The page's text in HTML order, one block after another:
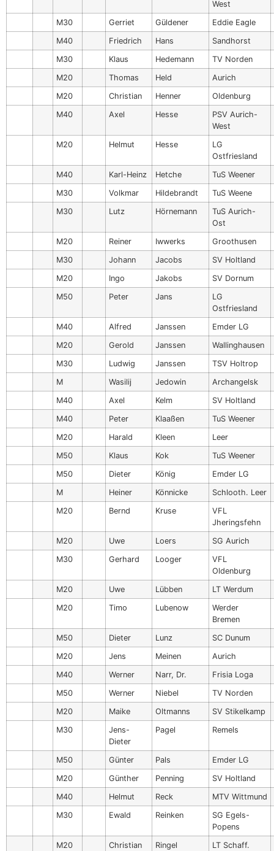
West
M30
Gerriet Güldener
Eddie Eagle
M40
Friedrich Hans
Sandhorst
M30
Klaus Hedemann
TV Norden
M20
Thomas Held
Aurich
M20
Christian Henner
Oldenburg
M40
Axel Hesse
PSV Aurich-
West
M20
Helmut Hesse
LG
Ostfriesland
M40
Karl-Heinz Hetche
TuS Weener
M30
Volkmar Hildebrandt
TuS Weene
M30
Lutz Hörnemann
TuS Aurich-
Ost
M20
Reiner Iwwerks
Groothusen
M30
Johann Jacobs
SV Holtland
M20
Ingo Jakobs
SV Dornum
M50
Peter Jans
LG
Ostfriesland
M40
Alfred Janssen
Emder LG
M20
Gerold Janssen
Wallinghausen
M30
Ludwig Janssen
TSV Holtrop
M
Wasilij Jedowin
Archangelsk
M40
Axel Kelm
SV Holtland
M40
Peter Klaaßen
TuS Weener
M20
Harald Kleen
Leer
M50
Klaus Kok
TuS Weener
M50
Dieter König
Emder LG
M
Heiner Könnicke
Schlooth. Leer
M20
Bernd Kruse
VFL
Jheringsfehn
M20
Uwe Loers
SG Aurich
M30
Gerhard Looger
VFL
Oldenburg
M20
Uwe Lübben
LT Werdum
M20
Timo Lubenow
Werder
Bremen
M50
Dieter Lunz
SC Dunum
M20
Jens Meinen
Aurich
M40
Werner Narr, Dr.
Frisia Loga
M50
Werner Niebel
TV Norden
M20
Maike Oltmanns
SV Stikelkamp
M30
Jens-
Dieter
Pagel Remels
M50 Günter Pals
Emder LG
M20
Günther Penning
SV Holtland
M40
Helmut Reck
MTV Wittmund
M30
Ewald Reinken
SG Egels-
Popens
M20
Christian Ringel
LT Schaff.